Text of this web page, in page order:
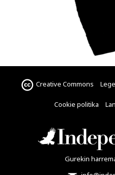
Creative Commons
Cookie politika
Gurekin